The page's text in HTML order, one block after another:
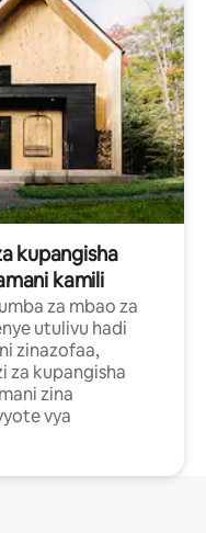
kupangisha
kamili
za mbao za
utulivu hadi
zinazofaa,
za kupangisha
zina
vya